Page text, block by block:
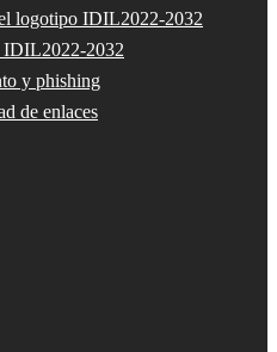
logotipo IDIL2022-2032
IDIL2022-2032
y phishing
de enlaces